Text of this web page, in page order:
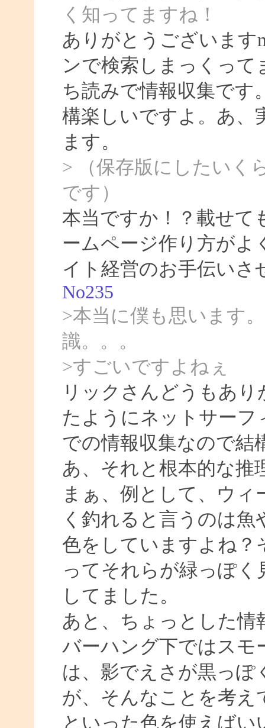
く知ってますね！
ありがとうございます
ンで検索しまっくって
ち読みで情報収集です
構楽しいですよ。あ、
ます。
> （保存版にしたい
です）
本当ですか！？載せて
ームページ作り方がよ
イト経営のお手伝い
No235
>本当に僕も思います
識。。。
>すごいですよね
リックさんどうもあ
たようにネットサーフ
での情報収集なので結
あ、それと根本的な推
まぁ、例として、ウ
く釣れると言うのは
色をしていますよね？
ってそれらが緑っぽ
してました。
あと、ちょっとした情
バーハング下ではスモ
は、影でえさが黒っぽ
が、そんなことを考え
といった色を使えば